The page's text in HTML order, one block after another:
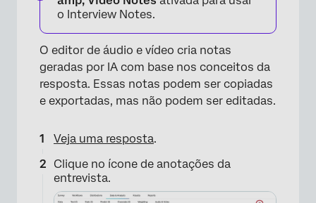
×
o Interview Notes.
O editor de áudio e vídeo cria notas
geradas por IA com base nos conceitos da
resposta. Essas notas podem ser copiadas
e exportadas, mas não podem ser editadas.
Veja uma resposta.
Clique no ícone de anotações da
entrevista.